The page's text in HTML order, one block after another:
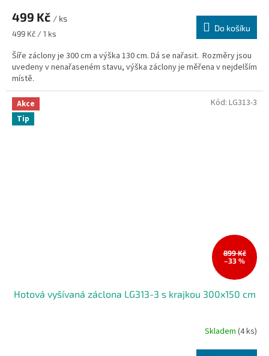
499 Kč / ks
Měrná
499 Kč / 1 ks
Do košíku
Šíře záclony je 300 cm a výška 130 cm. Dá se nařasit. Rozměry jsou
uvedeny v nenařaseném stavu, výška záclony je měřena v nejdelším
místě.
Akce
Tip
899 Kč
–33 %
Hotová vyšívaná záclona LG313-3 s krajkou 300x150 cm
Skladem (4 ks)
Kód: LG313-3